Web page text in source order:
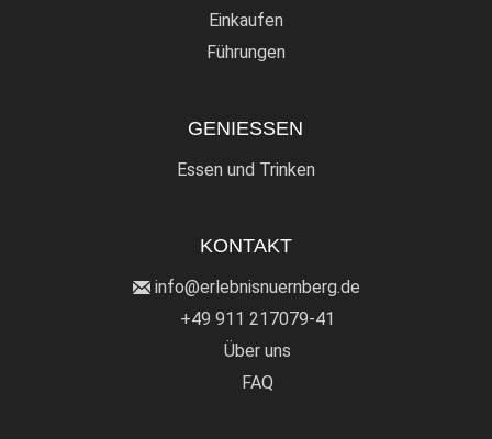
Einkaufen
Führungen
GENIESSEN
Essen und Trinken
KONTAKT
info@erlebnisnuernberg.de
+49 911 217079-41
Über uns
FAQ